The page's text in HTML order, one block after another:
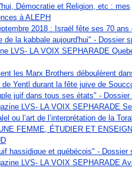
Démocratie et Religion, etc : mes
à ALEPH
2018 : Israël fête ses 70 ans
de la kabbale aujourd'hui" - Dossier
LVS- LA VOIX SEPHARADE
les Marx Brothers déboulèrent
de Yentl durant la fête juive de
juif dans tous ses états" - Dossier
LVS- LA VOIX SEPHARADE
ou l’art de l’interprétation de la
FEMME, ÉTUDIER ET
hassidique et québécois" - Dossier
LVS- LA VOIX SEPHARADE